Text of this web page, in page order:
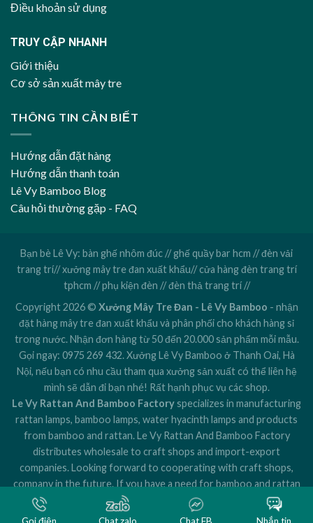
Điều khoản sử dụng
TRUY CẬP NHANH
Giới thiệu
Cơ sở sản xuất mây tre
THÔNG TIN CẦN BIẾT
Hướng dẫn đặt hàng
Hướng dẫn thanh toán
Lê Vy Bamboo Blog
Câu hỏi thường gặp - FAQ
Bạn bè Lê Vy: bàn ghế nhôm đúc//ghế quầy bar hcm //đèn vải
trang trí//xưởng mây tre đan xuất khẩu//cửa hàng đèn trang trí
tphcm //phụ kiện đèn //đèn thả trang trí//
Copyright 2026 © Xưởng Mây Tre Đan - Lê Vy Bamboo - nhận
đặt hàng mây tre đan xuất khẩu và phân phối cho khách hàng sỉ
trong nước. Nhận đơn hàng từ 50 đến 20.000 sản phẩm mỗi mẫu.
Gọi ngay: 0975 269 432. Xưởng Lê Vy Bamboo ở Thanh Oai, Hà
Nội, nếu bạn có nhu cầu tham qua xưởng sản xuất có thể liên hệ
mình sẽ dẫn đi bạn nhé! Rất hạnh phục vụ các shop.
Le Vy Rattan And Bamboo Factoryspecializes in manufacturing
rattan lamps, bamboo lamps, water hyacinth lamps and products
from bamboo and rattan. Le Vy Rattan And Bamboo Factory
distributes wholesale to craft shops and import-export
companies. Looking forward to cooperating with craft shops,
company in the future. If you have a need for bamboo and rattan
lamps or products from rattan and bamboo, please contact Zalo:
0975 269 432